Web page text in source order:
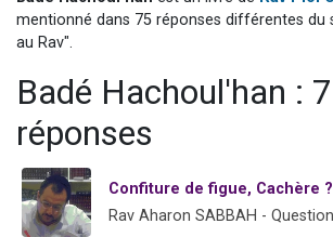
Il reste 49 places pour étudier
mentionné dans 75 réponses différentes du
au Rav".
Badé Hachoul'han :
réponses
Confiture de figue, Cachère
Rav Aharon SABBAH -